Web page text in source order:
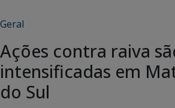
Geral
Ações contra raiva
intensificadas em
do Sul